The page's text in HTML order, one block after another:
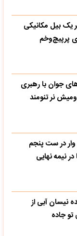
یک بیل مکانیکی
پرپیچ‌وخم
جوان با رهبری
نر تنومند
وار در ست پنجم
در نیمه نهایی
نیسان آبی از
تو جاده